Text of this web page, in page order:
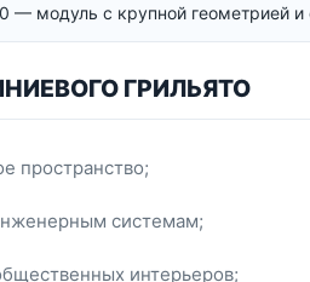
— модуль с крупной геометрией
ГРИЛЬЯТО
пространство;
системам;
интерьеров;